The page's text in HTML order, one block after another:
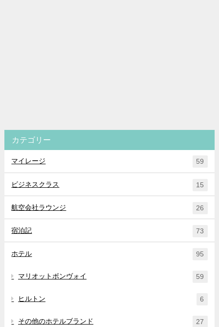
カテゴリー
マイレージ 59
ビジネスクラス 15
航空会社ラウンジ 26
宿泊記 73
ホテル 95
マリオットボンヴォイ 59
ヒルトン 6
その他のホテルブランド 27